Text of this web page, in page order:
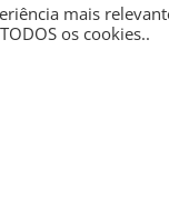
mais
os cookies..